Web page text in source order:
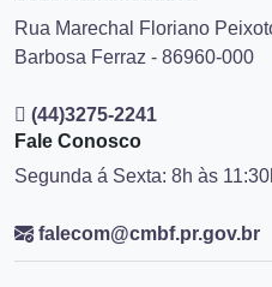
Rua Marechal Floriano
Barbosa Ferraz - 86960-000
(44)3275-2241
Fale Conosco
Segunda á Sexta: 8h às
falecom@cmbf.pr.gov.br